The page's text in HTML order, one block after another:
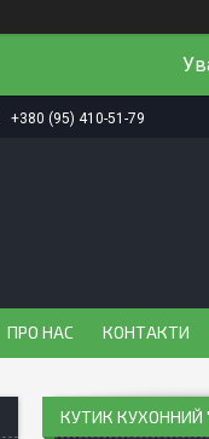
+380 (95) 410-51-79
ПРО НАС КОНТАКТИ
КУТИК КУХОННИЙ